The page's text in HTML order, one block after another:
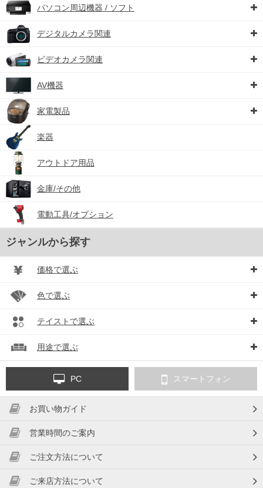
パソコン周辺機器 / ソフト
デジタルカメラ関連
ビデオカメラ関連
AV機器
家電製品
楽器
アウトドア用品
金庫/その他
電動工具/オプション
ジャンルから探す
価格で選ぶ
色で選ぶ
テイストで選ぶ
用途で選ぶ
PC スマートフォン
お買い物ガイド
営業時間のご案内
ご注文方法について
ご来店方法について